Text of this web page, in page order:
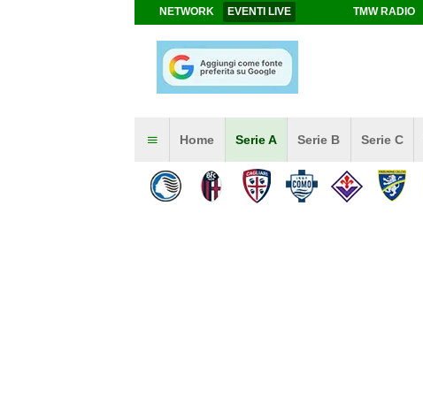
NETWORK EVENTI LIVE TMW RADIO
Home Serie A Serie B Serie C